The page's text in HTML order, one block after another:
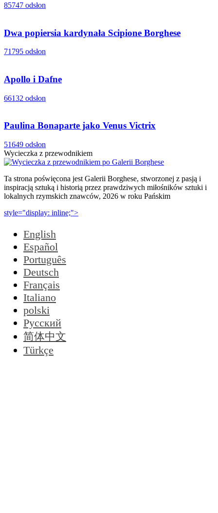
85747 odsłon
Dwa popiersia kardynała Scipione Borghese
71795 odsłon
Apollo i Dafne
66132 odsłon
Paulina Bonaparte jako Venus Victrix
51649 odsłon
Wycieczka z przewodnikiem
Ta strona poświęcona jest Galerii Borghese, stworzonej z pasją i
inspiracją sztuką i historią przez prawdziwych miłośników sztuki i
lokalnych rzymskich znawców, 2026 w roku Pańskim
style="display: inline;">
English
Español
Português
Deutsch
Français
Italiano
polski
Русский
简体中文
Türkçe